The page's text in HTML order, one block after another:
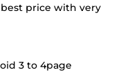
price with very
3 to 4page